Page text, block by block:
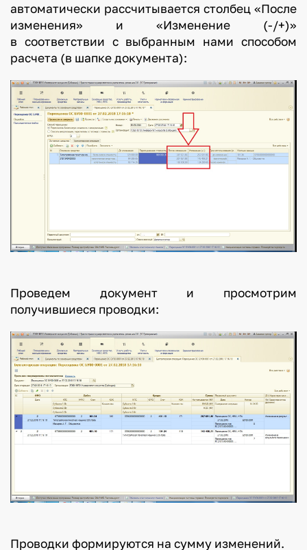
автоматически рассчитывается столбец «После
изменения» и «Изменение (-/+)»
в соответствии с выбранным нами способом
расчета (в шапке документа):
Проведем документ и просмотрим
получившиеся проводки:
Проводки формируются на сумму изменений.